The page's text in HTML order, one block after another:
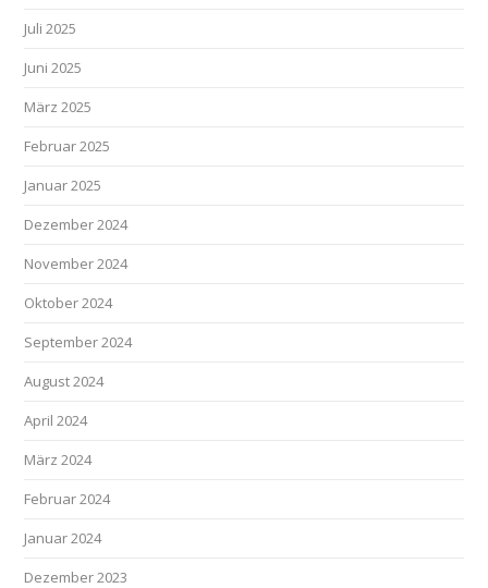
Juli 2025
Juni 2025
März 2025
Februar 2025
Januar 2025
Dezember 2024
November 2024
Oktober 2024
September 2024
August 2024
April 2024
März 2024
Februar 2024
Januar 2024
Dezember 2023